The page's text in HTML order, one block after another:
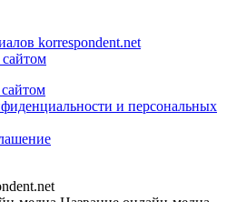
korrespondent.net
и персональных